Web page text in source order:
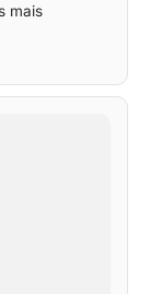
mais